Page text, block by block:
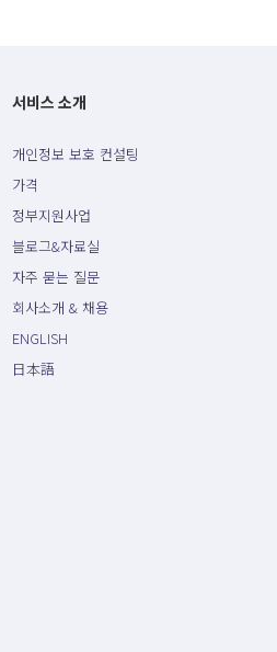
서비스 소개
개인정보 보호 컨설팅
가격
정부지원사업
블로그&자료실
자주 묻는 질문
회사소개 & 채용
ENGLISH
日本語